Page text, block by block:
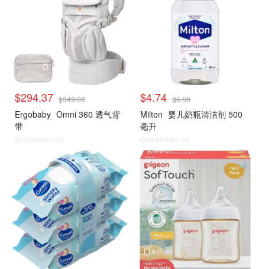
$294.37 $349.00
Ergobaby Omni 360 透气背
带
@dealmoon.nz
$4.74 $6.59
Milton 婴儿奶瓶清洁剂 500
毫升
@dealmoon.nz